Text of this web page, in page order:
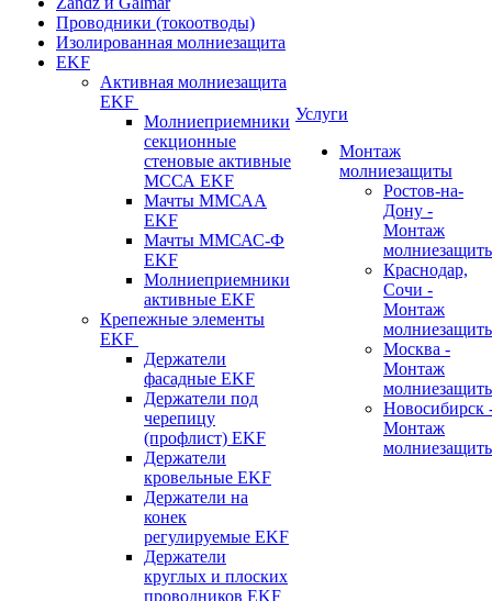
Проводники (токоотводы)
Изолированная молниезащита
EKF
Активная молниезащита
EKF
Молниеприемники
секционные
стеновые активные
МССА EKF
Мачты ММСАА
EKF
Мачты ММСАС-Ф
EKF
Молниеприемники
активные EKF
Крепежные элементы
EKF
Держатели
фасадные EKF
Держатели под
черепицу
(профлист) EKF
Держатели
кровельные EKF
Держатели на
конек
регулируемые EKF
Держатели
круглых и плоских
проводников EKF
Услуги
Монтаж
молниезащиты
Ростов-на-
Дону -
Монтаж
Краснодар,
Сочи -
Монтаж
Москва -
Монтаж
Новосибирск
Монтаж